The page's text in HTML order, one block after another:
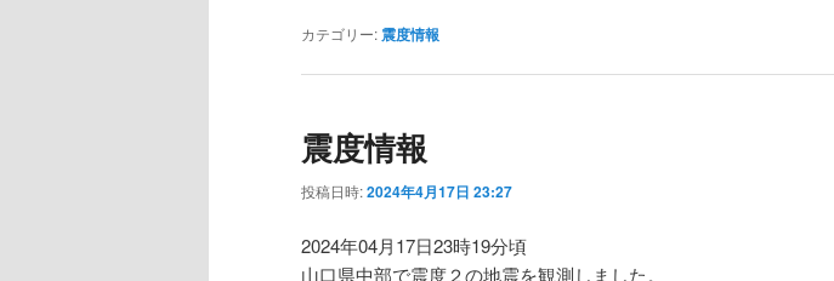
カテゴリー: 震度情報
震度情報
投稿日時:2024年4月17日 23:27
2024年04月17日23時19分頃
山口県中部で震度２の地震を観測しました。